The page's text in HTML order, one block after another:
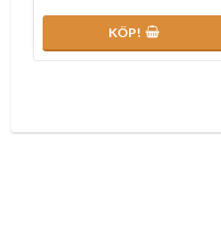
KÖP!